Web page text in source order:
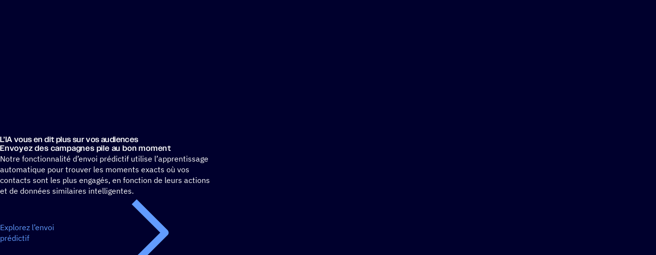
L’IA vous en dit plus sur vos audiences
Envoyez des campagnes pile au bon moment
Notre fonctionnalité d’envoi prédictif utilise l’apprentissage
automatique pour trouver les moments exacts où vos
contacts sont les plus engagés, en fonction de leurs actions
et de données similaires intelligentes.
Explorez l’envoi
prédictif